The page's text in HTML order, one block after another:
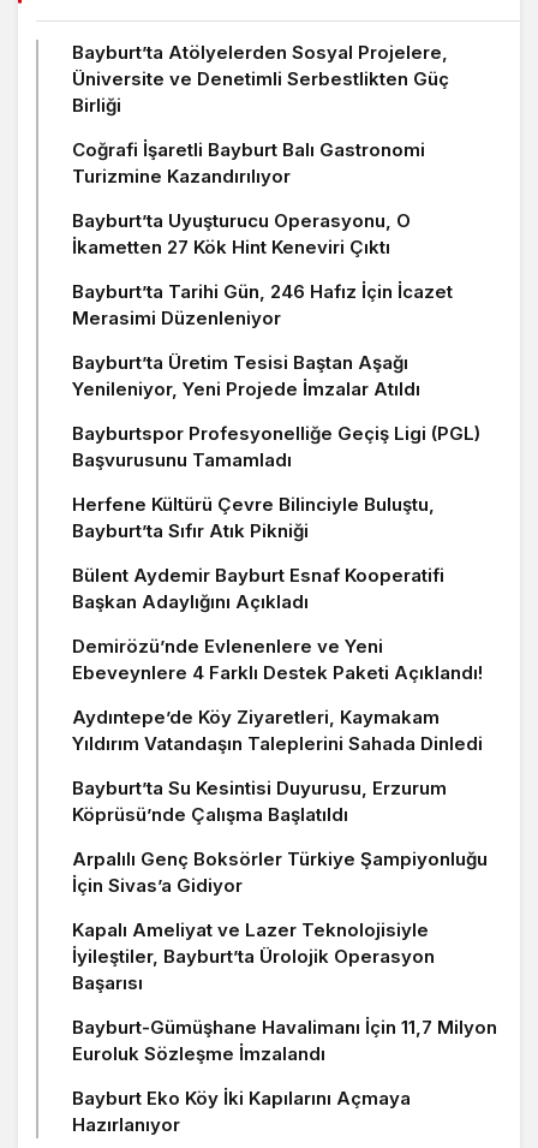
Bayburt’ta Atölyelerden Sosyal Projelere,
Üniversite ve Denetimli Serbestlikten Güç
Birliği
Coğrafi İşaretli Bayburt Balı Gastronomi
Turizmine Kazandırılıyor
Bayburt’ta Uyuşturucu Operasyonu, O
İkametten 27 Kök Hint Keneviri Çıktı
Bayburt’ta Tarihi Gün, 246 Hafız İçin İcazet
Merasimi Düzenleniyor
Bayburt’ta Üretim Tesisi Baştan Aşağı
Yenileniyor, Yeni Projede İmzalar Atıldı
Bayburtspor Profesyonelliğe Geçiş Ligi (PGL)
Başvurusunu Tamamladı
Herfene Kültürü Çevre Bilinciyle Buluştu,
Bayburt’ta Sıfır Atık Pikniği
Bülent Aydemir Bayburt Esnaf Kooperatifi
Başkan Adaylığını Açıkladı
Demirözü’nde Evlenenlere ve Yeni
Ebeveynlere 4 Farklı Destek Paketi Açıklandı!
Aydıntepe’de Köy Ziyaretleri, Kaymakam
Yıldırım Vatandaşın Taleplerini Sahada Dinledi
Bayburt’ta Su Kesintisi Duyurusu, Erzurum
Köprüsü’nde Çalışma Başlatıldı
Arpalılı Genç Boksörler Türkiye Şampiyonluğu
İçin Sivas’a Gidiyor
Kapalı Ameliyat ve Lazer Teknolojisiyle
İyileştiler, Bayburt’ta Ürolojik Operasyon
Başarısı
Bayburt-Gümüşhane Havalimanı İçin 11,7 Milyon
Euroluk Sözleşme İmzalandı
Bayburt Eko Köy İki Kapılarını Açmaya
Hazırlanıyor